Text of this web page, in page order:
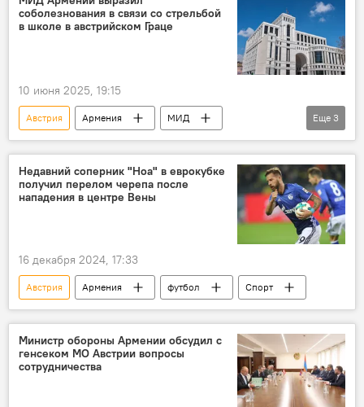
соболезнования в связи со стрельбой
в школе в австрийском Граце
10 июня 2025, 19:15
Австрия Армения
МИД
соболезнования
Политика
Новости Армения
Еще 3
Недавний соперник "Ноа" в еврокубке
получил перелом черепа после
нападения в центре Вены
16 декабря 2024, 17:33
Австрия Армения футбол Спорт
Министр обороны Армении обсудил с
генсеком МО Австрии вопросы
сотрудничества